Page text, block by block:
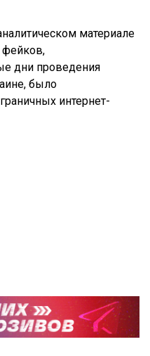
материале
фейков,
дни проведения
было
интернет-